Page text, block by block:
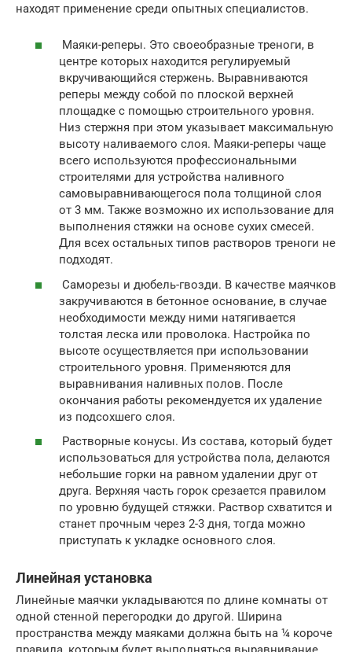
находят применение среди опытных специалистов.
Маяки-реперы. Это своеобразные треноги, в
центре которых находится регулируемый
вкручивающийся стержень. Выравниваются
реперы между собой по плоской верхней
площадке с помощью строительного уровня.
Низ стержня при этом указывает максимальную
высоту наливаемого слоя. Маяки-реперы чаще
всего используются профессиональными
строителями для устройства наливного
самовыравнивающегося пола толщиной слоя
от 3 мм. Также возможно их использование для
выполнения стяжки на основе сухих смесей.
Для всех остальных типов растворов треноги не
подходят.
Саморезы и дюбель-гвозди. В качестве маячков
закручиваются в бетонное основание, в случае
необходимости между ними натягивается
толстая леска или проволока. Настройка по
высоте осуществляется при использовании
строительного уровня. Применяются для
выравнивания наливных полов. После
окончания работы рекомендуется их удаление
из подсохшего слоя.
Растворные конусы. Из состава, который будет
использоваться для устройства пола, делаются
небольшие горки на равном удалении друг от
друга. Верхняя часть горок срезается правилом
по уровню будущей стяжки. Раствор схватится и
станет прочным через 2-3 дня, тогда можно
приступать к укладке основного слоя.
Линейная установка
Линейные маячки укладываются по длине комнаты от
одной стенной перегородки до другой. Ширина
пространства между маяками должна быть на ¼ короче